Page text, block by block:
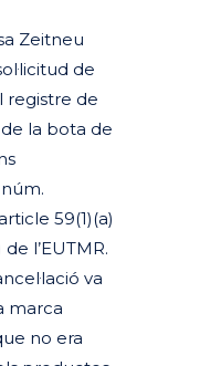
Zeitneu
de
registre de
la bota de
59(1)(a)
de l’EUTMR.
va
marca
no era